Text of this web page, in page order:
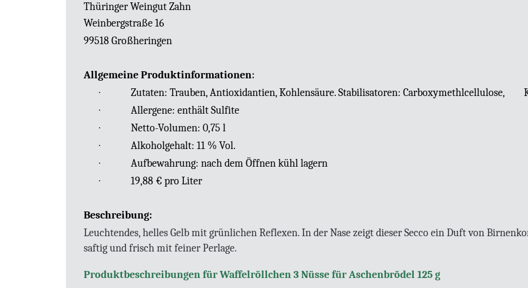
Thüringer Weingut Zahn
Weinbergstraße 16
99518 Großheringen
Allgemeine Produktinformationen:
· Zutaten: Trauben, Antioxidantien, Kohlensäure. Stabilisatoren: Carboxymethlcellulose,
· Allergene: enthält Sulfite
· Netto-Volumen: 0,75 l
· Alkoholgehalt: 11 % Vol.
· Aufbewahrung: nach dem Öffnen kühl lagern
· 19,88 € pro Liter
Beschreibung:
Leuchtendes, helles Gelb mit grünlichen Reflexen. In der Nase zeigt dieser Secco ein Duft von
saftig und frisch mit feiner Perlage.
Produktbeschreibungen für Waffelröllchen 3 Nüsse für Aschenbrödel 125 g